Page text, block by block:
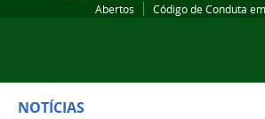
Abertos
Código de Conduta
NOTÍCIAS